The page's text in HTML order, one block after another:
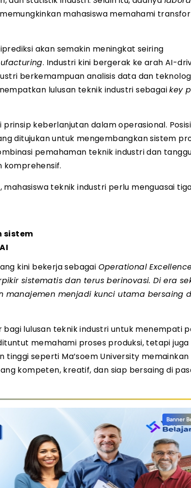
mahasiswa memahami
akan semakin meningkat seiring
. Industri kini bergerak ke arah AI-
berkemampuan analisis data dan
lulusan teknik industri sebagaikey
keberlanjutan dalam operasional.
ditujukan untuk mengembangkan sistem
pemahaman teknik industri dan
komprehensif.
teknik industri perlu menguasai
sistem
kini bekerja sebagai Operational
sistematis dan terus berinovasi. Di era
manajemen menjadi kunci utama bersaing
lulusan teknik industri untuk menempati
memahami proses produksi, tetapi juga
seperti Ma’soem University
kompeten, kreatif, dan siap bersaing di
Banner